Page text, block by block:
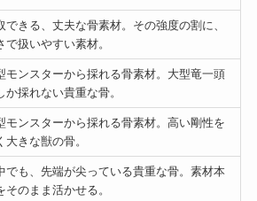
できる、丈夫な骨素材。その強度の割に、
で扱いやすい素材。
モンスターから採れる骨素材。大型竜一頭
か採れない貴重な骨。
モンスターから採れる骨素材。高い剛性を
大きな獣の骨。
でも、先端が尖っている貴重な骨。素材本
そのまま活かせる。